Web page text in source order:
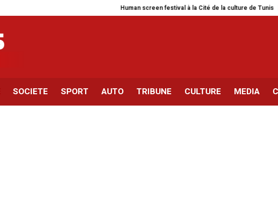
Human screen festival à la Cité de la culture de Tunis Siliana
SOCIETE SPORT AUTO TRIBUNE CULTURE MEDIA